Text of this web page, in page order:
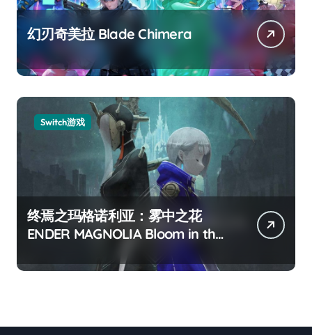
幻刃奇美拉 Blade Chimera
Switch游戏
终焉之玛格诺利亚：雾中之花
ENDER MAGNOLIA Bloom in the